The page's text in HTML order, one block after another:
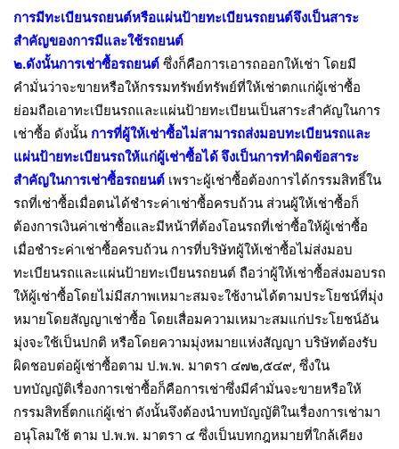
การมีทะเบียนรถยนต์หรือแผ่นป้ายทะเบียนรถยนต์จึงเป็นสาระ
สำคัญของการมีและใช้รถยนต์
๒.ดังนั้นการเช่าซื้อรถยนต์ ซึ่งก็คือการเอารถออกให้เช่า โดยมี
คำมั่นว่าจะขายหรือให้กรรมทรัพย์ทรัพย์ที่ให้เช่าตกแก่ผู้เช่าซื้อ
ย่อมถือเอาทะเบียนรถและแผ่นป้ายทะเบียนเป็นสาระสำคัญในการ
เช่าซื้อ ดังนั้น การที่ผู้ให้เช่าซื้อไม่สามารถส่งมอบทะเบียนรถและ
แผ่นป้ายทะเบียนรถให้แก่ผู้เช่าซื้อได้ จึงเป็นการทำผิดข้อสาระ
สำคัญในการเช่าซื้อรถยนต์ เพราะผู้เช่าซื้อต้องการได้กรรมสิทธิ์ใน
รถที่เช่าซื้อเมื่อตนได้ชำระค่าเช่าซื้อครบถ้วน ส่วนผู้ให้เช่าซื้อก็
ต้องการเงินค่าเช่าซื้อและมีหน้าที่ต้องโอนรถที่เช่าซื้อให้ผู้เช่าซื้อ
เมื่อชำระค่าเช่าซื้อครบถ้วน การที่บริษัทผู้ให้เช่าซื้อไม่ส่งมอบ
ทะเบียนรถและแผ่นป้ายทะเบียนรถยนต์ ถือว่าผู้ให้เช่าซื้อส่งมอบรถ
ให้ผู้เช่าซื้อโดยไม่มีสภาพเหมาะสมจะใช้งานได้ตามประโยชน์ที่มุ่ง
หมายโดยสัญญาเช่าซื้อ โดยเสื่อมความเหมาะสมแก่ประโยชน์อัน
มุ่งจะใช้เป็นปกติ หรือโดยความมุ่งหมายแห่งสัญญา บริษัทต้องรับ
ผิดชอบต่อผู้เช่าซื้อตาม ป.พ.พ. มาตรา ๔๗๒,๕๔๙, ซึ่งใน
บทบัญญัติเรื่องการเช่าซื้อก็คือการเช่าซึ่งมีคำมั่นจะขายหรือให้
กรรมสิทธิ์ตกแก่ผู้เช่า ดังนั้นจึงต้องนำบทบัญญัติในเรื่องการเช่ามา
อนุโลมใช้ ตาม ป.พ.พ. มาตรา ๔ ซึ่งเป็นบทกฎหมายที่ใกล้เคียง